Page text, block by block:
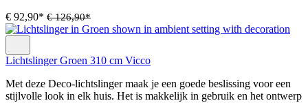
€ 92,90* € 126,90*
Lichtslinger Groen 310 cm Vicco
Met deze Deco-lichtslinger maak je een goede beslissing voor een
stijlvolle look in elk huis. Het is makkelijk in gebruik en het ontwerp